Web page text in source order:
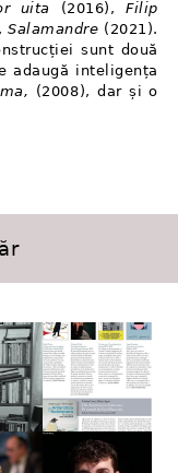
uita (2016),Filip
Salamandre (2021).
sunt două
adaugă inteligența
(2008), dar și o